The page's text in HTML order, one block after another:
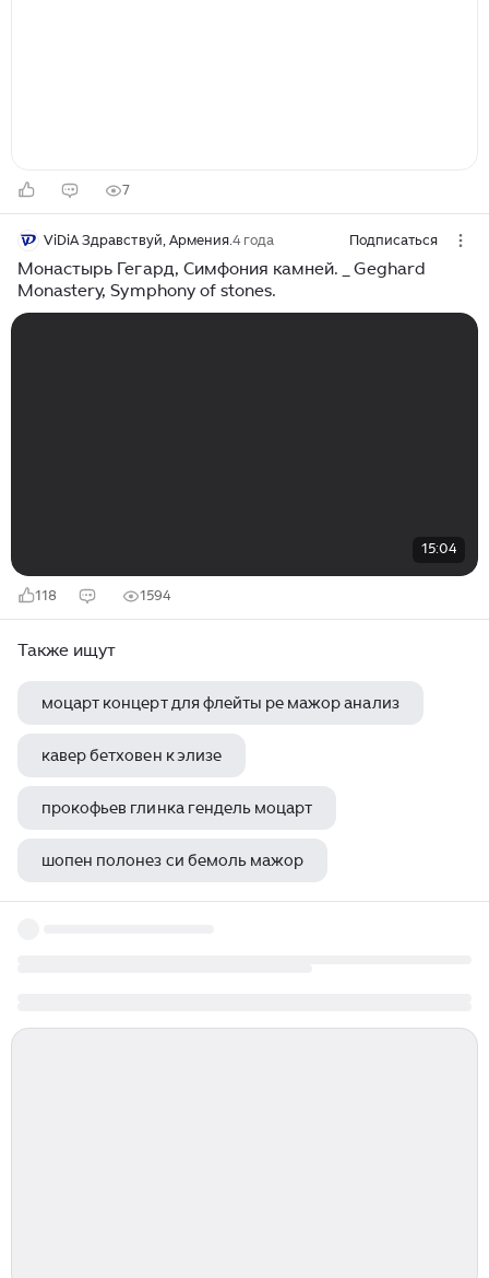
7
ViDiA Здравствуй, Армения.4 года Подписаться
Монастырь Гегард, Симфония камней. _ Geghard
Monastery, Symphony of stones.
15:04
118 1594
Также ищут
моцарт концерт для флейты ре мажор анализ
кавер бетховен к элизе
прокофьев глинка гендель моцарт
шопен полонез си бемоль мажор